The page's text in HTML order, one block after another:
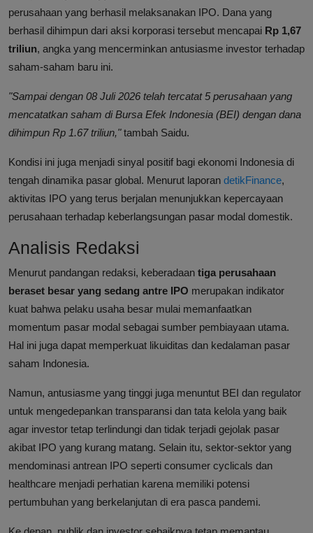
perusahaan yang berhasil melaksanakan IPO. Dana yang
berhasil dihimpun dari aksi korporasi tersebut mencapai Rp 1,67
triliun, angka yang mencerminkan antusiasme investor terhadap
saham-saham baru ini.
"Sampai dengan 08 Juli 2026 telah tercatat 5 perusahaan yang
mencatatkan saham di Bursa Efek Indonesia (BEI) dengan dana
dihimpun Rp 1.67 triliun,"tambah Saidu.
Kondisi ini juga menjadi sinyal positif bagi ekonomi Indonesia di
tengah dinamika pasar global. Menurut laporan detikFinance,
aktivitas IPO yang terus berjalan menunjukkan kepercayaan
perusahaan terhadap keberlangsungan pasar modal domestik.
Analisis Redaksi
Menurut pandangan redaksi, keberadaan tiga perusahaan
beraset besar yang sedang antre IPO merupakan indikator
kuat bahwa pelaku usaha besar mulai memanfaatkan
momentum pasar modal sebagai sumber pembiayaan utama.
Hal ini juga dapat memperkuat likuiditas dan kedalaman pasar
saham Indonesia.
Namun, antusiasme yang tinggi juga menuntut BEI dan regulator
untuk mengedepankan transparansi dan tata kelola yang baik
agar investor tetap terlindungi dan tidak terjadi gejolak pasar
akibat IPO yang kurang matang. Selain itu, sektor-sektor yang
mendominasi antrean IPO seperti consumer cyclicals dan
healthcare menjadi perhatian karena memiliki potensi
pertumbuhan yang berkelanjutan di era pasca pandemi.